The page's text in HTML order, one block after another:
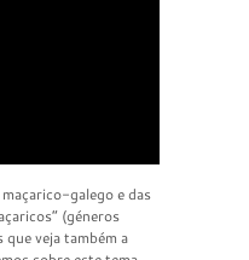
galego e das
(géneros
que veja também a